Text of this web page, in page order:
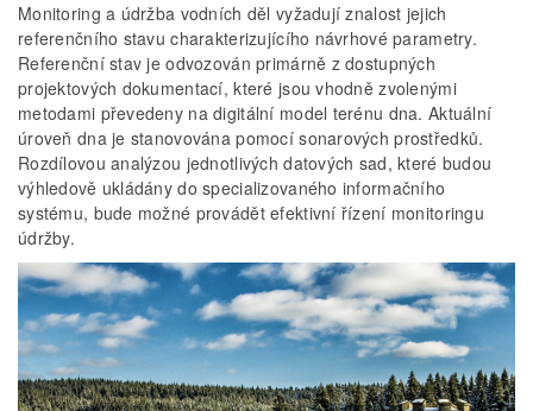
Monitoring a údržba vodních děl vyžadují znalost jejich
referenčního stavu charakterizujícího návrhové parametry.
Referenční stav je odvozován primárně z dostupných
projektových dokumentací, které jsou vhodně zvolenými
metodami převedeny na digitální model terénu dna. Aktuální
úroveň dna je stanovována pomocí sonarových prostředků.
Rozdílovou analýzou jednotlivých datových sad, které budou
výhledově ukládány do specializovaného informačního
systému, bude možné provádět efektivní řízení monitoringu
údržby.